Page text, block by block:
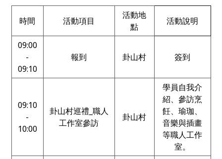
時間 活動項目
活動地
點
活動說明
09:00
-
09:10
報到 卦山村 簽到
09:10
-
10:00
卦山村巡禮_職人
工作室參訪
卦山村
學員自我介
紹、參訪烹
飪、瑜珈、
音樂與插畫
等職人工作
室。